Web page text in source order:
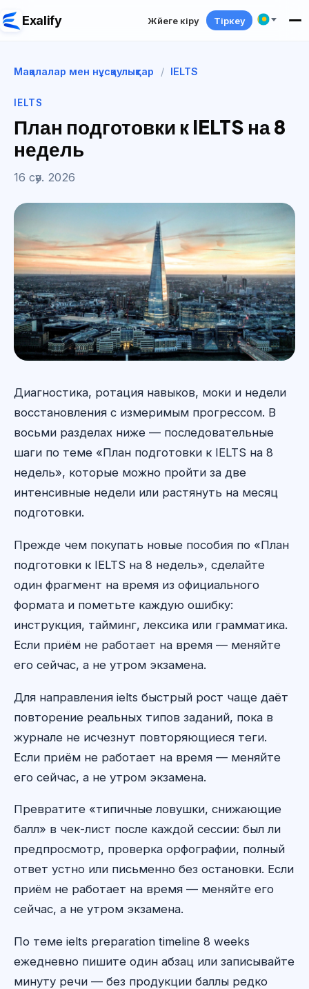
Exalify Жүйеге кіру Тіркеу
Мақалалар мен нұсқаулықтар / IELTS
IELTS
План подготовки к IELTS на 8
недель
16 сәу. 2026
Диагностика, ротация навыков, моки и недели
восстановления с измеримым прогрессом. В
восьми разделах ниже — последовательные
шаги по теме «План подготовки к IELTS на 8
недель», которые можно пройти за две
интенсивные недели или растянуть на месяц
подготовки.
Прежде чем покупать новые пособия по «План
подготовки к IELTS на 8 недель», сделайте
один фрагмент на время из официального
формата и пометьте каждую ошибку:
инструкция, тайминг, лексика или грамматика.
Если приём не работает на время — меняйте
его сейчас, а не утром экзамена.
Для направления ielts быстрый рост чаще даёт
повторение реальных типов заданий, пока в
журнале не исчезнут повторяющиеся теги.
Если приём не работает на время — меняйте
его сейчас, а не утром экзамена.
Превратите «типичные ловушки, снижающие
балл» в чек-лист после каждой сессии: был ли
предпросмотр, проверка орфографии, полный
ответ устно или письменно без остановки. Если
приём не работает на время — меняйте его
сейчас, а не утром экзамена.
По теме ielts preparation timeline 8 weeks
ежедневно пишите один абзац или записывайте
минуту речи — без продукции баллы редко